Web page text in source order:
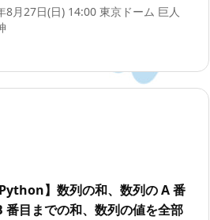
8月27日(日) 14:00 東京ドーム 巨人
】数列の和、数列の A 番
番目までの和、数列の値を全部